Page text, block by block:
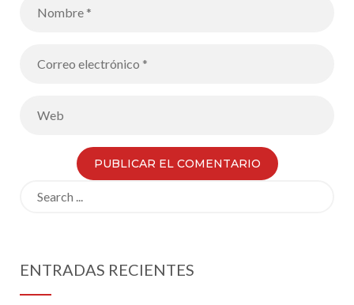
ENTRADAS RECIENTES